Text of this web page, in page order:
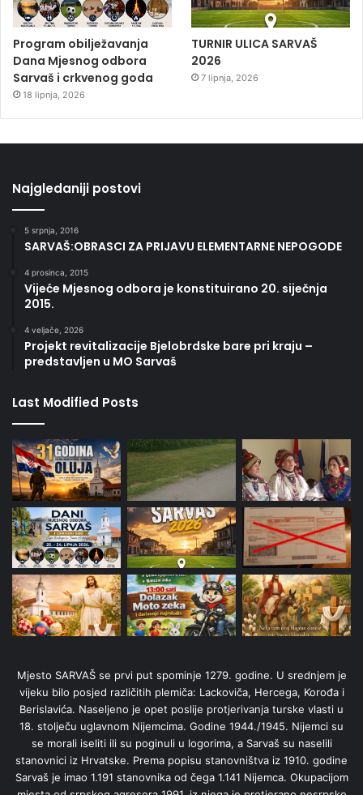
Program obilježavanja
Dana Mjesnog odbora
Sarvaš i crkvenog goda
18 lipnja, 2026
TURNIR ULICA SARVAŠ
2026
7 lipnja, 2026
Najgledaniji postovi
5 srpnja, 2016
SARVAŠ:OBRASCI ZA PRIJAVU ELEMENTARNE NEPOGODE
4 prosinca, 2015
Vijeće Mjesnog odbora je konstituirano 20. siječnja
2015.
4 veljače, 2026
Projekt revitalizacije Bjelobrdske bare pri kraju –
predstavljen u MO Sarvaš
Last Modified Posts
Mjesto SARVAŠ se prvi put spominje 1279. godine. U srednjem je
vijeku bilo posjed različitih plemiča: Lackoviča, Hercega, Korođa i
Berislavića. Naseljeno je opet poslije protjerivanja turske vlasti u
18. stolječu uglavnom Nijemcima. Godine 1944./1945. Nijemci su
se morali iseliti ili su poginuli u logorima, a Sarvaš su naselili
stanovnici iz Hrvatske. Prema popisu stanovništva iz 1910. godine
Sarvaš je imao 1.191 stanovnika od čega 1.141 Nijemca. Okupacijom